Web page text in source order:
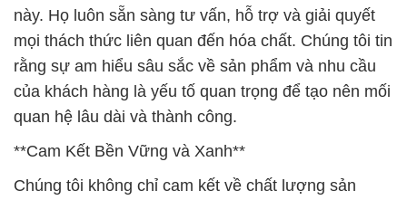
này. Họ luôn sẵn sàng tư vấn, hỗ trợ và giải quyết
mọi thách thức liên quan đến hóa chất. Chúng tôi tin
rằng sự am hiểu sâu sắc về sản phẩm và nhu cầu
của khách hàng là yếu tố quan trọng để tạo nên mối
quan hệ lâu dài và thành công.
**Cam Kết Bền Vững và Xanh**
Chúng tôi không chỉ cam kết về chất lượng sản